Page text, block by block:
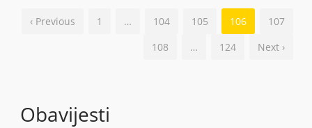
‹ Previous 1 … 104 105 106
107
108
… 124 Next ›
Obavijesti